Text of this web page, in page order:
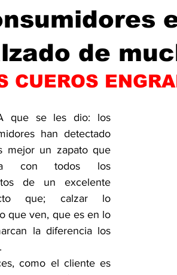
de
CUEROS
que se les dio: los
han detectado
mejor un zapato que
con todos los
de un excelente
que; calzar lo
que ven, que es en lo
la diferencia los
como el cliente es